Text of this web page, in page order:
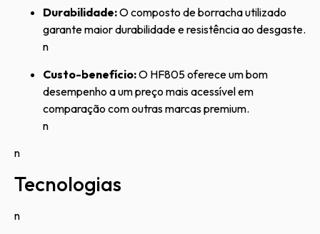
Durabilidade:O composto de borracha utilizado
garante maior durabilidade e resistência ao desgaste.
n
Custo-benefício:O HF805 oferece um bom
desempenho a um preço mais acessível em
comparação com outras marcas premium.
n
n
Tecnologias
n